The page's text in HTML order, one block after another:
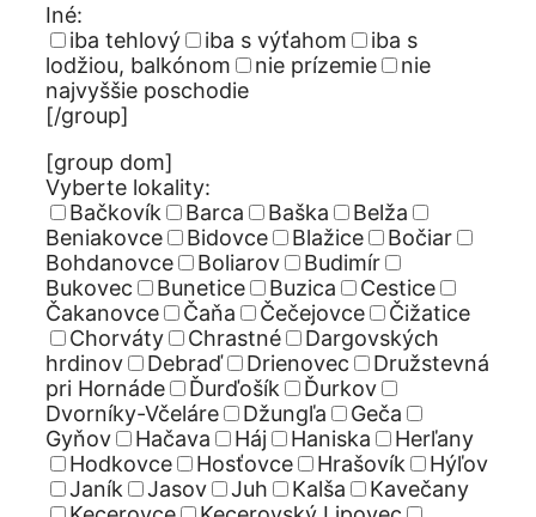
Iné:
iba tehlový
iba s výťahom
iba s
lodžiou, balkónom
nie prízemie
nie
najvyššie poschodie
[/group]
[group dom]
Vyberte lokality:
Bačkovík
Barca Baška
Belža
Beniakovce
Bidovce Blažice
Bočiar
Bohdanovce
Boliarov
Budimír
Bukovec
Bunetice Buzica
Cestice
Čakanovce
Čaňa Čečejovce
Čižatice
Chorváty
Chrastné
Dargovských
hrdinov
Debraď Drienovec
Družstevná
pri Hornáde
Ďurďošík
Ďurkov
Dvorníky-Včeláre
Džungľa
Geča
Gyňov
Hačava Háj Haniska
Herľany
Hodkovce
Hosťovce Hrašovík
Hýľov
Janík
Jasov Juh Kalša
Kavečany